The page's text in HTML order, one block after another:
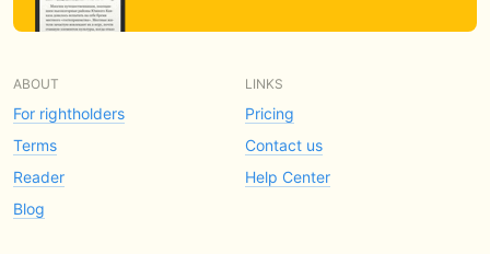
ABOUT
For rightholders
Terms
Reader
Blog
LINKS
Pricing
Contact us
Help Center